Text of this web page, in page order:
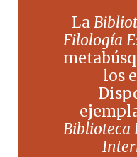
La
Filología
los
Biblioteca